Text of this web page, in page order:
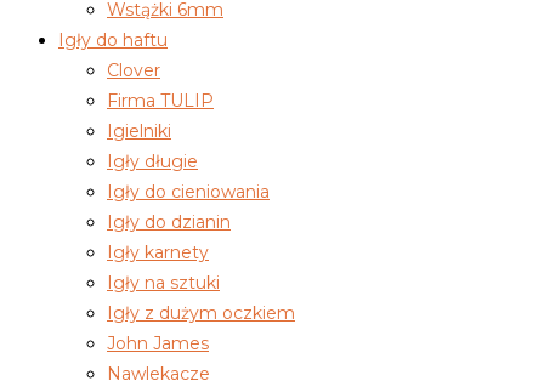
Wstążki 6mm
Igły do haftu
Clover
Firma TULIP
Igielniki
Igły długie
Igły do cieniowania
Igły do dzianin
Igły karnety
Igły na sztuki
Igły z dużym oczkiem
John James
Nawlekacze